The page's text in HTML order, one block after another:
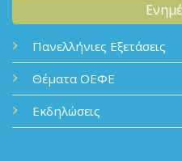
Πανελλήνιες Εξετάσεις
Θέματα ΟΕΦΕ
Εκδηλώσεις